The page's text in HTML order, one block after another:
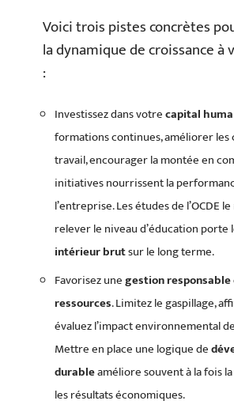
Voici trois pistes concrètes
la dynamique de croissance à
:
Investissez dans votrecapital
formations continues, améliorer les
travail, encourager la montée en
initiatives nourrissent la
l’entreprise. Les études de l’OCDE
relever le niveau d’éducation porte
intérieur brutsur le long terme.
Favorisez unegestion responsable
ressources. Limitez le gaspillage,
évaluez l’impact environnemental
Mettre en place une logique de
durableaméliore souvent à la fois
les résultats économiques.